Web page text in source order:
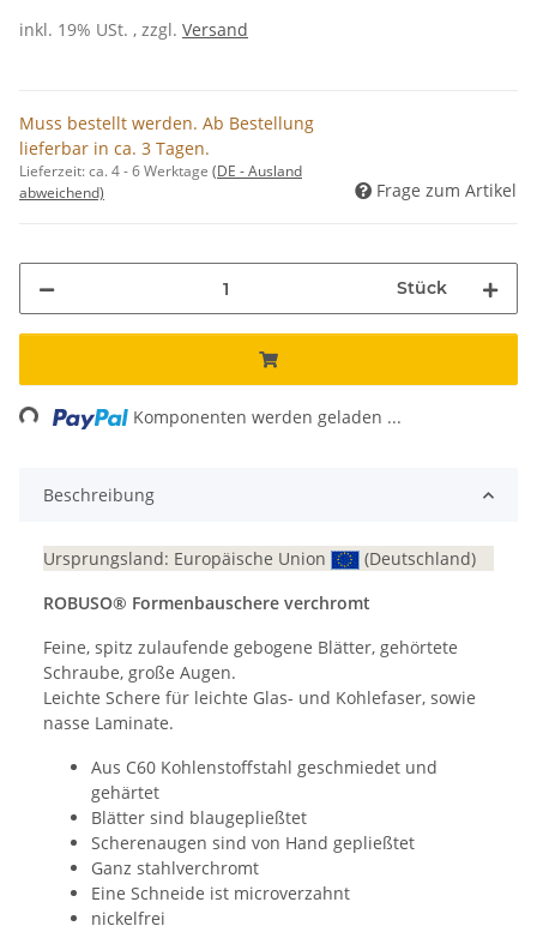
inkl. 19% USt. , zzgl. Versand
Muss bestellt werden. Ab Bestellung
lieferbar in ca. 3 Tagen.
Lieferzeit:ca. 4 - 6 Werktage (DE - Ausland
abweichend)
Frage zum Artikel
Stück
Komponenten werden geladen ...
Beschreibung
Ursprungsland: Europäische Union
(Deutschland)
ROBUSO® Formenbauschere verchromt
Feine, spitz zulaufende gebogene Blätter, gehörtete
Schraube, große Augen.
Leichte Schere für leichte Glas- und Kohlefaser, sowie
nasse Laminate.
Aus C60 Kohlenstoffstahl geschmiedet und
gehärtet
Blätter sind blaugepließtet
Scherenaugen sind von Hand gepließtet
Ganz stahlverchromt
Eine Schneide ist microverzahnt
nickelfrei